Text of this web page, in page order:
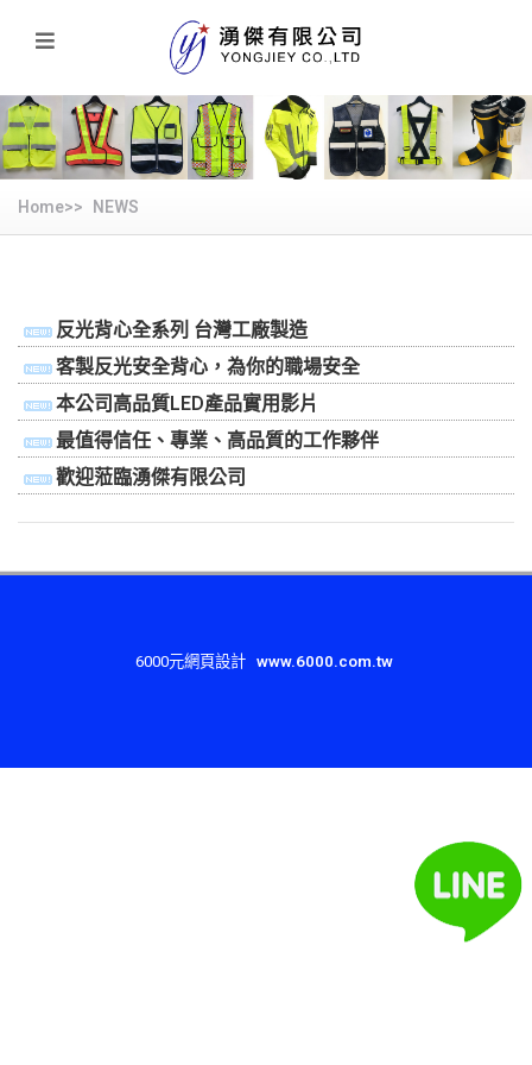
Home>> NEWS
反光背心全系列 台灣工廠製造
客製反光安全背心，為你的職場安全
本公司高品質LED產品實用影片
最值得信任、專業、高品質的工作夥伴
歡迎蒞臨湧傑有限公司
6000元網頁設計 www.6000.com.tw